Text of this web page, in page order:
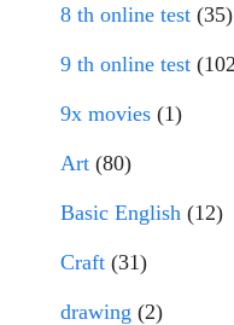
8 th online test (35)
9 th online test
9x movies (1)
Art (80)
Basic English (12)
Craft (31)
drawing (2)